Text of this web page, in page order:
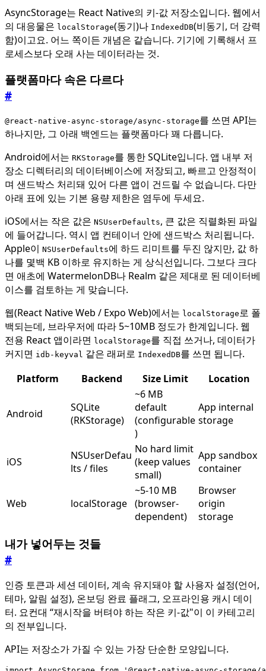
AsyncStorage는 React Native의 키-값 저장소입니다. 웹에서
의 대응물은 localStorage(동기)나 IndexedDB(비동기, 더 강력
함)이고요. 어느 쪽이든 개념은 같습니다. 기기에 기록해서 프
로세스보다 오래 사는 데이터라는 것.
플랫폼마다 속은 다르다
#
@react-native-async-storage/async-storage를 쓰면 API는
하나지만, 그 아래 백엔드는 플랫폼마다 꽤 다릅니다.
Android에서는 RKStorage를 통한 SQLite입니다. 앱 내부 저
장소 디렉터리의 데이터베이스에 저장되고, 빠르고 안정적이
며 샌드박스 처리돼 있어 다른 앱이 건드릴 수 없습니다. 다만
아래 표에 있는 기본 용량 제한은 염두에 두세요.
iOS에서는 작은 값은 NSUserDefaults, 큰 값은 직렬화된 파일
에 들어갑니다. 역시 앱 컨테이너 안에 샌드박스 처리됩니다.
Apple이 NSUserDefaults에 하드 리미트를 두진 않지만, 값 하
나를 몇백 KB 이하로 유지하는 게 상식선입니다. 그보다 크다
면 애초에 WatermelonDB나 Realm 같은 제대로 된 데이터베
이스를 검토하는 게 맞습니다.
웹(React Native Web / Expo Web)에서는 localStorage로 폴
백되는데, 브라우저에 따라 5~10MB 정도가 한계입니다. 웹
전용 React 앱이라면 localStorage를 직접 쓰거나, 데이터가
커지면 idb-keyval 같은 래퍼로 IndexedDB를 쓰면 됩니다.
Platform
Backend Size Limit Location
Android
SQLite
(RKStorage)
~6 MB
default
(configurable
)
App internal
storage
iOS
NSUserDefau
lts / files
No hard limit
(keep values
small)
App sandbox
container
Web localStorage
~5-10 MB
(browser-
dependent)
Browser
origin
storage
내가 넣어두는 것들
#
인증 토큰과 세션 데이터, 계속 유지돼야 할 사용자 설정(언어,
테마, 알림 설정), 온보딩 완료 플래그, 오프라인용 캐시 데이
터. 요컨대 “재시작을 버텨야 하는 작은 키-값"이 이 카테고리
의 전부입니다.
API는 저장소가 가질 수 있는 가장 단순한 모양입니다.